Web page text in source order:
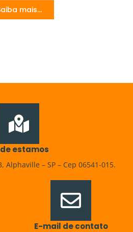
mais...
estamos
Alphaville – SP – Cep 06541-015.
E-mail de contato